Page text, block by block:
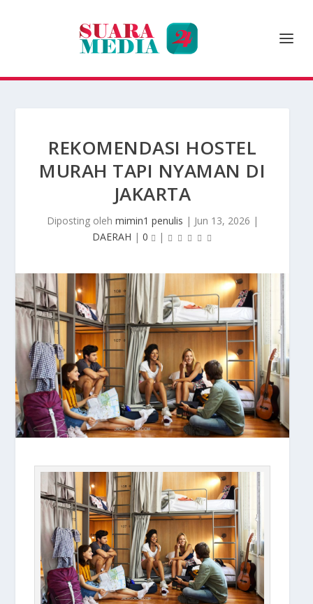
REKOMENDASI HOSTEL
MURAH TAPI NYAMAN DI
JAKARTA
Diposting oleh mimin1 penulis | Jun 13, 2026 |
DAERAH | 0 |